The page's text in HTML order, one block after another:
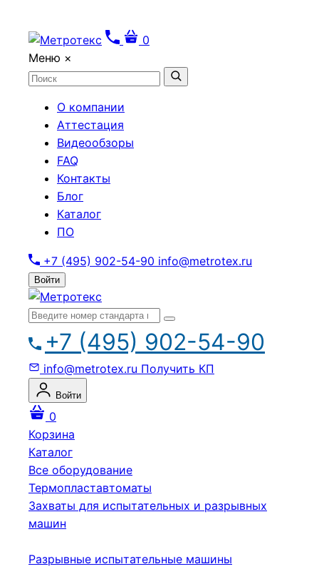
0
Меню ×
О компании
Аттестация
Видеообзоры
FAQ
Контакты
Блог
Каталог
ПО
+7 (495) 902-54-90 info@metrotex.ru
Войти
+7 (495) 902-54-90
info@metrotex.ru Получить КП
Войти
0
Корзина
Каталог
Все оборудование
Термопластавтоматы
Захваты для испытательных и разрывных
машин
Разрывные испытательные машины